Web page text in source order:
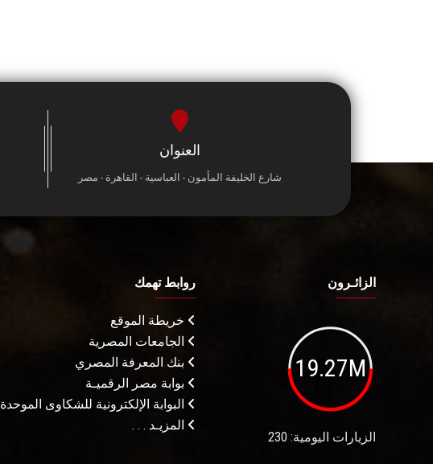
العنوان
شارع الخليفة المأمون - العباسية - القاهرة - مصر
الزائـرون
19.27M
الزيارات اليومية: 230
روابط تهمك
خريطة الموقع
الجامعات المصرية
بنك المعرفة المصري
بوابة مصر الرقميـة
البوابة الإلكترونية للشكاوى الموحدة
المزيـد . . .